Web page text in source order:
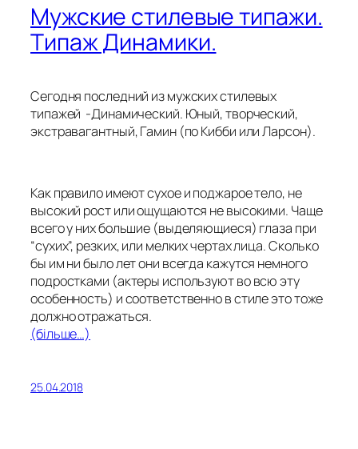
Мужские стилевые типажи.
Типаж Динамики.
Сегодня последний из мужских стилевых
типажей -Динамический. Юный, творческий,
экстравагантный, Гамин (по Кибби или Ларсон).
Как правило имеют сухое и поджарое тело, не
высокий рост или ощущаются не высокими. Чаще
всего у них большие (выделяющиеся) глаза при
“сухих”, резких, или мелких чертах лица. Сколько
бы им ни было лет они всегда кажутся немного
подростками (актеры используют во всю эту
особенность) и соответственно в стиле это тоже
должно отражаться.
(більше…)
25.04.2018